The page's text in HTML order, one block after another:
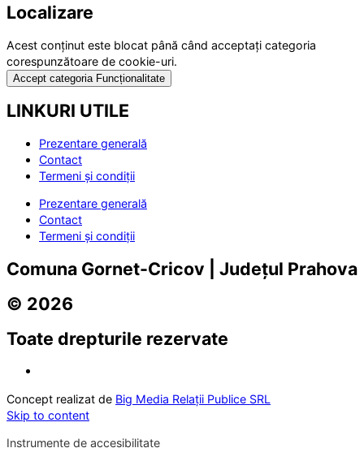
Localizare
Acest conținut este blocat până când acceptați categoria
corespunzătoare de cookie-uri.
Accept categoria Funcționalitate
LINKURI UTILE
Prezentare generală
Contact
Termeni și condiții
Prezentare generală
Contact
Termeni și condiții
Comuna Gornet-Cricov | Județul Prahova
© 2026
Toate drepturile rezervate
Concept realizat de Big Media Relații Publice SRL
Skip to content
Instrumente de accesibilitate